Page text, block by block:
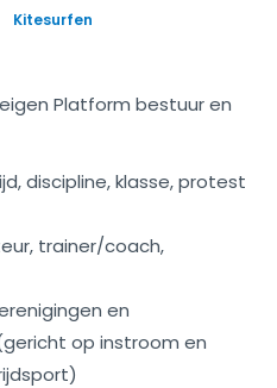
Kitesurfen
Platform bestuur en
discipline, klasse, protest
trainer/coach,
en
op instroom en